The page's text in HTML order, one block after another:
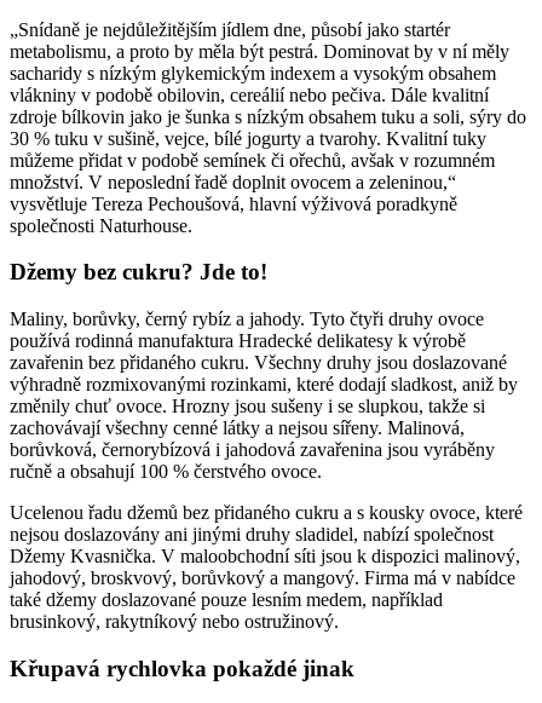
„Snídaně je nejdůležitějším jídlem dne, působí jako startér
metabolismu, a proto by měla být pestrá. Dominovat by v ní měly
sacharidy s nízkým glykemickým indexem a vysokým obsahem
vlákniny v podobě obilovin, cereálií nebo pečiva. Dále kvalitní
zdroje bílkovin jako je šunka s nízkým obsahem tuku a soli, sýry do
30 % tuku v sušině, vejce, bílé jogurty a tvarohy. Kvalitní tuky
můžeme přidat v podobě semínek či ořechů, avšak v rozumném
množství. V neposlední řadě doplnit ovocem a zeleninou,“
vysvětluje Tereza Pechoušová, hlavní výživová poradkyně
společnosti Naturhouse.
Džemy bez cukru? Jde to!
Maliny, borůvky, černý rybíz a jahody. Tyto čtyři druhy ovoce
používá rodinná manufaktura Hradecké delikatesy k výrobě
zavařenin bez přidaného cukru. Všechny druhy jsou doslazované
výhradně rozmixovanými rozinkami, které dodají sladkost, aniž by
změnily chuť ovoce. Hrozny jsou sušeny i se slupkou, takže si
zachovávají všechny cenné látky a nejsou sířeny. Malinová,
borůvková, černorybízová i jahodová zavařenina jsou vyráběny
ručně a obsahují 100 % čerstvého ovoce.
Ucelenou řadu džemů bez přidaného cukru a s kousky ovoce, které
nejsou doslazovány ani jinými druhy sladidel, nabízí společnost
Džemy Kvasnička. V maloobchodní síti jsou k dispozici malinový,
jahodový, broskvový, borůvkový a mangový. Firma má v nabídce
také džemy doslazované pouze lesním medem, například
brusinkový, rakytníkový nebo ostružinový.
Křupavá rychlovka pokaždé jinak